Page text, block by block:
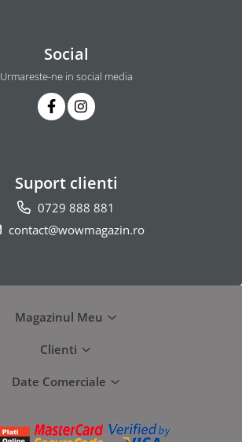
Social
Urmareste-ne in social media
Suport clienti
0729 888 881
contact@wowmagazin.ro
Magazinul Meu
Clienti
Date Comerciale